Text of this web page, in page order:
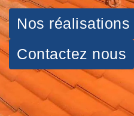
Nos réalisations
Contactez nous